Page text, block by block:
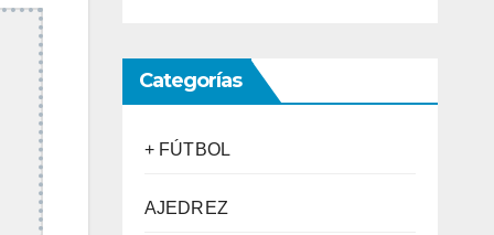
Categorías
+ FÚTBOL
AJEDREZ